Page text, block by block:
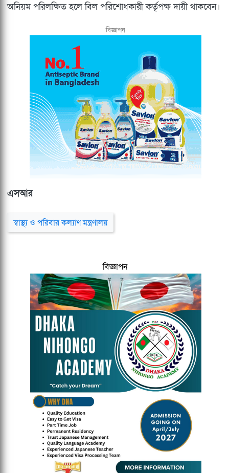
অনিয়ম পরিলক্ষিত হলে বিল পরিশোধকারী কর্তৃপক্ষ দায়ী থাকবেন।
বিজ্ঞাপন
এসআর
স্বাস্থ্য ও পরিবার কল্যাণ মন্ত্রণালয়
বিজ্ঞাপন